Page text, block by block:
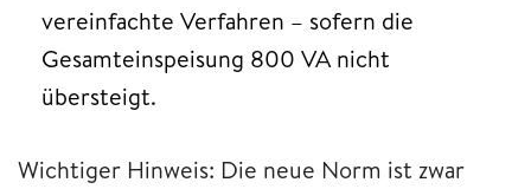
vereinfachte Verfahren – sofern die
Gesamteinspeisung 800 VA nicht
übersteigt.
Wichtiger Hinweis: Die neue Norm ist zwar